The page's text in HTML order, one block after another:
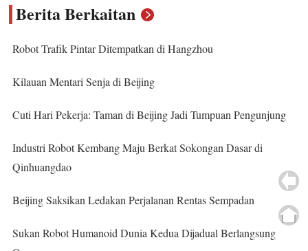
Berita Berkaitan
Robot Trafik Pintar Ditempatkan di Hangzhou
Kilauan Mentari Senja di Beijing
Cuti Hari Pekerja: Taman di Beijing Jadi Tumpuan Pengunjung
Industri Robot Kembang Maju Berkat Sokongan Dasar di
Qinhuangdao
Beijing Saksikan Ledakan Perjalanan Rentas Sempadan
Sukan Robot Humanoid Dunia Kedua Dijadual Berlangsung